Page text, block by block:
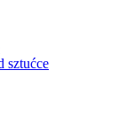
sztućce